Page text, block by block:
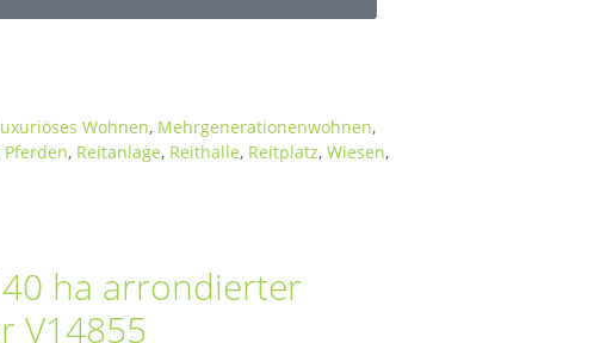
Wohnen, Mehrgenerationenwohnen,
, Reitanlage, Reithalle, Reitplatz, Wiesen,
ha arrondierter
V14855